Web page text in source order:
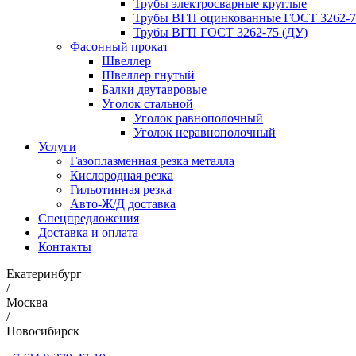
Трубы электросварные круглые
Трубы ВГП оцинкованные ГОСТ 3262-
Трубы ВГП ГОСТ 3262-75 (ДУ)
Фасонный прокат
Швеллер
Швеллер гнутый
Балки двутавровые
Уголок стальной
Уголок равнополочный
Уголок неравнополочный
Услуги
Газоплазменная резка металла
Кислородная резка
Гильотинная резка
Авто-Ж/Д доставка
Спецпредложения
Доставка и оплата
Контакты
Екатеринбург
/
Москва
/
Новосибирск